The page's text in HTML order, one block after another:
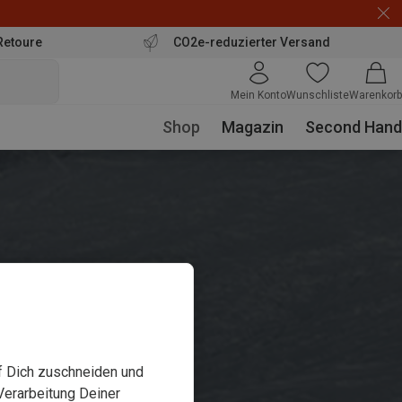
CO2e-reduzierter Versand
Mein KontoWunschlisteWarenkorb
Shop Magazin Second Hand
zuschneiden und
Deiner